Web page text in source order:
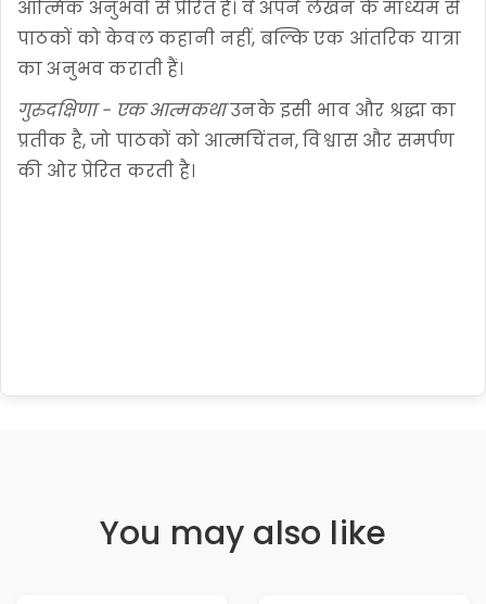
आत्मिक अनुभवों से प्रेरित हैं। वे अपने लेखन के माध्यम से
पाठकों को केवल कहानी नहीं, बल्कि एक आंतरिक यात्रा
का अनुभव कराती हैं।
गुरुदक्षिणा - एक आत्मकथाउनके इसी भाव और श्रद्धा का
प्रतीक है, जो पाठकों को आत्मचिंतन, विश्वास और समर्पण
की ओर प्रेरित करती है।
You may also like